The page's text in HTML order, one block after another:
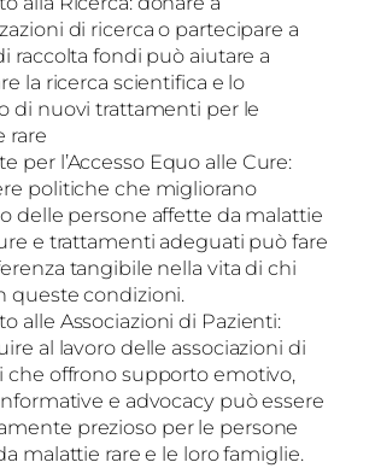
di ricerca o partecipare a
raccolta fondi può aiutare a
la ricerca scientifica e lo
di nuovi trattamenti per le
rare
per l’Accesso Equo alle Cure:
politiche che migliorano
delle persone affette da malattie
e trattamenti adeguati può fare
tangibile nella vita di chi
queste condizioni.
alle Associazioni di Pazienti:
al lavoro delle associazioni di
che offrono supporto emotivo,
e advocacy può essere
prezioso per le persone
malattie rare e le loro famiglie.